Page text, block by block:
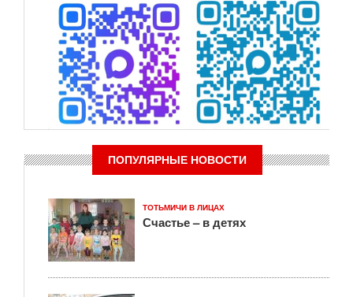
ПОПУЛЯРНЫЕ НОВОСТИ
ТОТЬМИЧИ В ЛИЦАХ
Счастье – в детях